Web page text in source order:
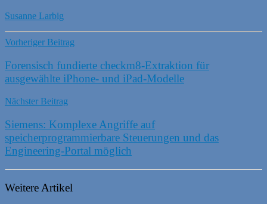
Susanne Larbig
Vorheriger Beitrag
Forensisch fundierte checkm8-Extraktion für
ausgewählte iPhone- und iPad-Modelle
Nächster Beitrag
Siemens: Komplexe Angriffe auf
speicherprogrammierbare Steuerungen und das
Engineering-Portal möglich
Weitere Artikel